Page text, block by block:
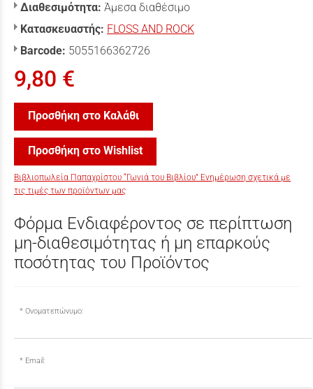
Διαθεσιμότητα: Άμεσα διαθέσιμο
Κατασκευαστής: FLOSS AND ROCK
Barcode: 5055166362726
9,80 €
Προσθήκη στο Καλάθι
Προσθήκη στο Wishlist
Βιβλιοπωλεία Παπαχρίστου “Γωνιά του Βιβλίου” Ενημέρωση σχετικά με
τις τιμές των προϊόντων μας
Φόρμα Ενδιαφέροντος σε περίπτωση
μη-διαθεσιμότητας ή μη επαρκούς
ποσότητας του Προϊόντος
Ονοματεπώνυμο:
Email: